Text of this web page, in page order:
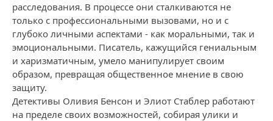
расследования. В процессе они сталкиваются не
только с профессиональными вызовами, но и с
глубоко личными аспектами - как моральными, так и
эмоциональными. Писатель, кажущийся гениальным
и харизматичным, умело манипулирует своим
образом, превращая общественное мнение в свою
защиту.
Детективы Оливия Бенсон и Элиот Стаблер работают
на пределе своих возможностей, собирая улики и